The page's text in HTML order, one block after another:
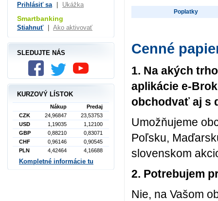
Poplatky
Cenné
1. Na akých
aplikácie e-
obchodvať aj s
Umožňujeme
Poľsku,
slovenskom
2. Potrebujem
Nie, na Vašom
Prihlásiť sa Ukážka
Smartbanking
Stiahnuť Ako aktivovať
SLEDUJTE NÁS
KURZOVÝ LÍSTOK
Nákup
Predaj
CZK
24,96847
23,53753
USD
1,19035
1,12100
GBP
0,88210
0,83071
CHF
0,96146
0,90545
PLN
4,42464 4,16688
Kompletné informácie tu